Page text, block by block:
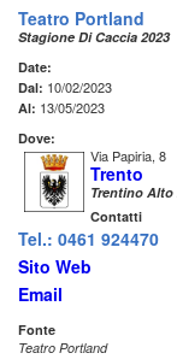
Teatro Portland
Stagione Di Caccia 2023
Date:
Dal: 10/02/2023
Al: 13/05/2023
Dove:
Via Papiria, 8
Trento
Trentino
Contatti
Tel.: 0461 924470
Sito Web
Email
Fonte
Teatro Portland